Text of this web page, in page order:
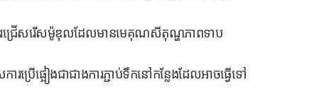
ការជ្រើសរើសម៉ូឌុលដែលមានមេគុណសីតុណ្ហភាពទាប
ប្រើផ្អៀងជាជាងការភ្ជាប់ទឹកនៅកន្លែងដែលអាចធ្វើទៅ